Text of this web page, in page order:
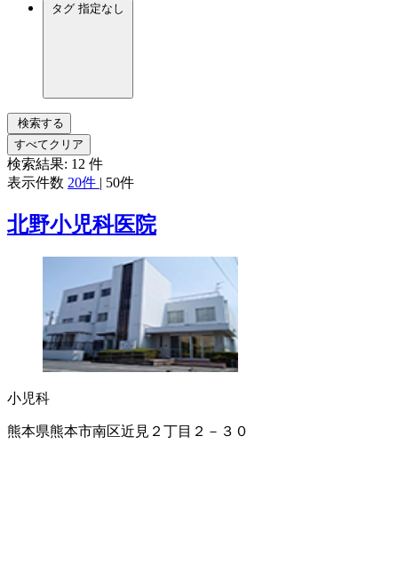
タグ 指定なし
検索する
すべてクリア
検索結果: 12 件
表示件数 20件 | 50件
北野小児科医院
小児科
熊本県熊本市南区近見２丁目２－３０